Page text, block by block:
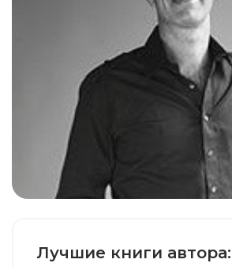
Лучшие книги автора: